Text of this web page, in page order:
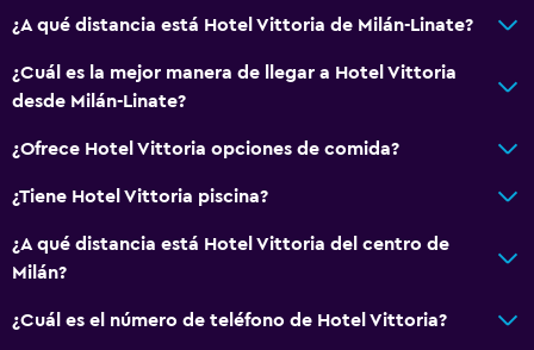
Tetera
Cafetera
Habitaciones familiares
Vista al jardín
Piso de parquet o madera noble
Pantuflas
¿A qué distancia está Hotel Vittoria de Milán-Linate?
¿Cuál es la mejor manera de llegar a Hotel Vittoria
desde Milán-Linate?
¿Ofrece Hotel Vittoria opciones de comida?
¿Tiene Hotel Vittoria piscina?
¿A qué distancia está Hotel Vittoria del centro de
Milán?
¿Cuál es el número de teléfono de Hotel Vittoria?